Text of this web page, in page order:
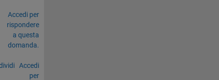
Accedi per
rispondere
a questa
domanda.
Accedi
per